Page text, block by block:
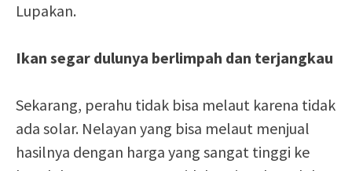
Lupakan.
Ikan segar dulunya berlimpah dan terjangkau
Sekarang, perahu tidak bisa melaut karena tidak
ada solar. Nelayan yang bisa melaut menjual
hasilnya dengan harga yang sangat tinggi ke